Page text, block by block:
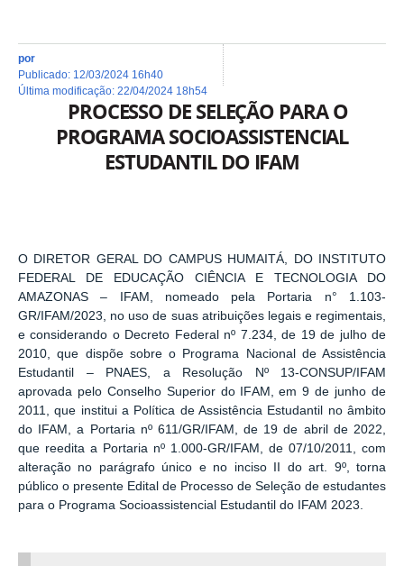
por
publicado: 12/03/2024 16h40
última modificação: 22/04/2024 18h54
PROCESSO DE SELEÇÃO PARA O
PROGRAMA SOCIOASSISTENCIAL
ESTUDANTIL DO IFAM
O DIRETOR GERAL DO CAMPUS HUMAITÁ, DO INSTITUTO
FEDERAL DE EDUCAÇÃO CIÊNCIA E TECNOLOGIA DO
AMAZONAS – IFAM, nomeado pela Portaria n° 1.103-
GR/IFAM/2023, no uso de suas atribuições legais e regimentais,
e considerando o Decreto Federal nº 7.234, de 19 de julho de
2010, que dispõe sobre o Programa Nacional de Assistência
Estudantil – PNAES, a Resolução Nº 13-CONSUP/IFAM
aprovada pelo Conselho Superior do IFAM, em 9 de junho de
2011, que institui a Política de Assistência Estudantil no âmbito
do IFAM, a Portaria nº 611/GR/IFAM, de 19 de abril de 2022,
que reedita a Portaria nº 1.000-GR/IFAM, de 07/10/2011, com
alteração no parágrafo único e no inciso II do art. 9º, torna
público o presente Edital de Processo de Seleção de estudantes
para o Programa Socioassistencial Estudantil do IFAM 2023.